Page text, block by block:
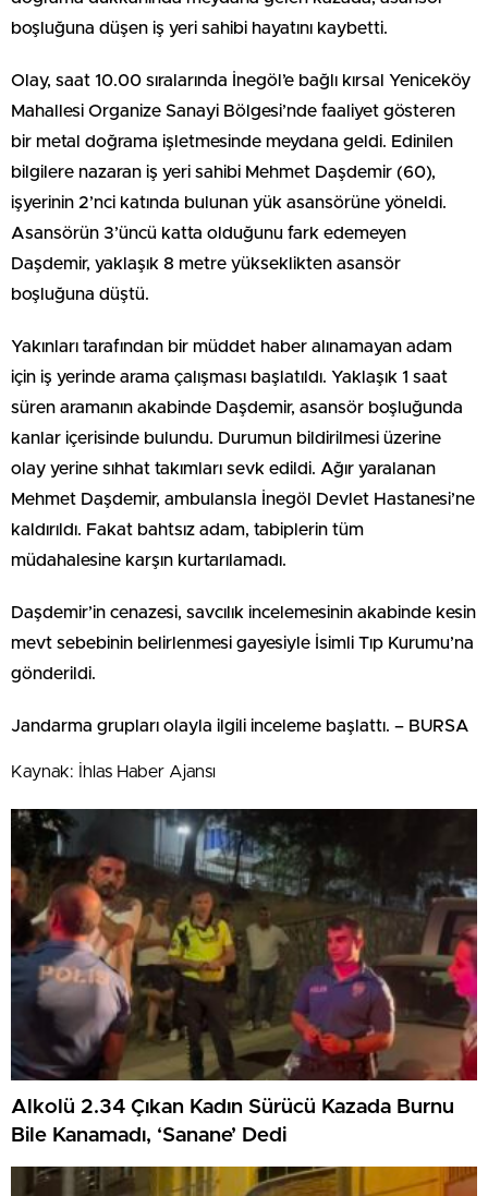
boşluğuna düşen iş yeri sahibi hayatını kaybetti.
Olay, saat 10.00 sıralarında İnegöl’e bağlı kırsal Yeniceköy
Mahallesi Organize Sanayi Bölgesi’nde faaliyet gösteren
bir metal doğrama işletmesinde meydana geldi. Edinilen
bilgilere nazaran iş yeri sahibi Mehmet Daşdemir (60),
işyerinin 2’nci katında bulunan yük asansörüne yöneldi.
Asansörün 3’üncü katta olduğunu fark edemeyen
Daşdemir, yaklaşık 8 metre yükseklikten asansör
boşluğuna düştü.
Yakınları tarafından bir müddet haber alınamayan adam
için iş yerinde arama çalışması başlatıldı. Yaklaşık 1 saat
süren aramanın akabinde Daşdemir, asansör boşluğunda
kanlar içerisinde bulundu. Durumun bildirilmesi üzerine
olay yerine sıhhat takımları sevk edildi. Ağır yaralanan
Mehmet Daşdemir, ambulansla İnegöl Devlet Hastanesi’ne
kaldırıldı. Fakat bahtsız adam, tabiplerin tüm
müdahalesine karşın kurtarılamadı.
Daşdemir’in cenazesi, savcılık incelemesinin akabinde kesin
mevt sebebinin belirlenmesi gayesiyle İsimli Tıp Kurumu’na
gönderildi.
Jandarma grupları olayla ilgili inceleme başlattı. – BURSA
Kaynak: İhlas Haber Ajansı
Alkolü 2.34 Çıkan Kadın Sürücü Kazada Burnu
Bile Kanamadı, ‘Sanane’ Dedi